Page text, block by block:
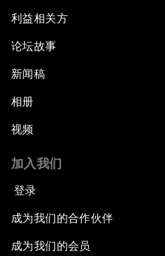
利益相关方
论坛故事
新闻稿
相册
视频
加入我们
登录
成为我们的合作伙伴
成为我们的会员